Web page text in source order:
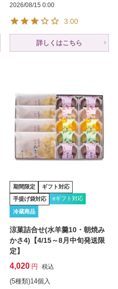
2026/08/15 0:00
3.00
詳しくはこちら
期間限定 ギフト対応
手提げ袋対応 eギフト対応
冷蔵商品
涼菓詰合せ(水羊羹10・朝焼み
かさ4)【4/15～8月中旬発送限
定】
4,020 税込
(5種類)14個入